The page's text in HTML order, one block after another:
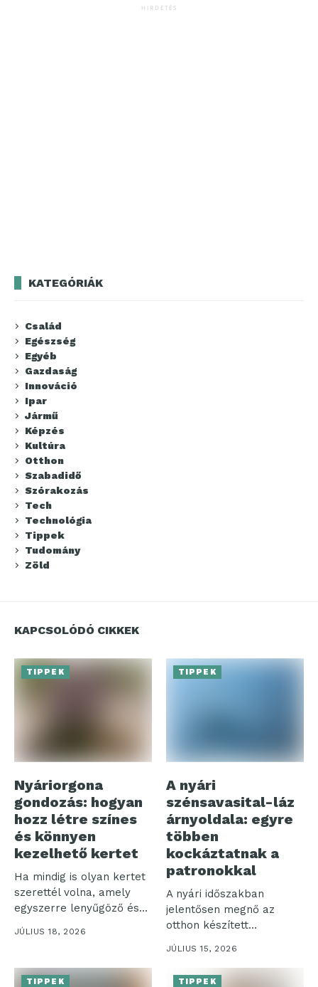
HIRDETÉS
KATEGÓRIÁK
Család
Egészség
Egyéb
Gazdaság
Innováció
Ipar
Jármű
Képzés
Kultúra
Otthon
Szabadidő
Szórakozás
Tech
Technológia
Tippek
Tudomány
Zöld
KAPCSOLÓDÓ CIKKEK
TIPPEK
Nyáriorgona
gondozás: hogyan
hozz létre színes
és könnyen
kezelhető kertet
Ha mindig is olyan kertet
szerettél volna, amely
egyszerre lenyűgöző és
nem...
JÚLIUS 18, 2026
TIPPEK
A nyári
szénsavasital-láz
árnyoldala: egyre
többen
kockáztatnak a
patronokkal
A nyári időszakban
jelentősen megnő az
otthon készített
szénsavas italok iránti
JÚLIUS 15, 2026
TIPPEK TIPPEK